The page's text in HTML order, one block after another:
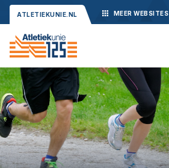
ATLETIEKUNIE.NL MEER WEBSITES